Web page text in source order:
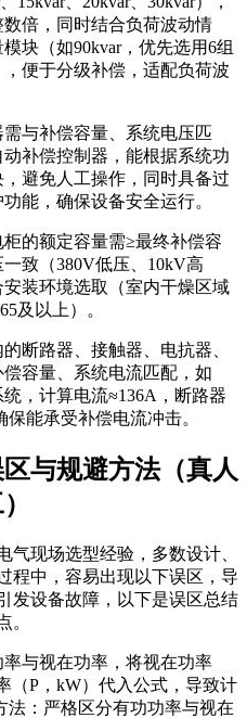
倍，同时结合负荷波动情
块（如90kvar，优先选用6组
，便于分级补偿，适配负荷波
与补偿容量、系统电压匹
补偿控制器，能根据系统功
避免人工操作，同时具备过
能，确保设备安全运行。
的额定容量需≥最终补偿容
致（380V低压、10kV高
装环境选取（室内干燥区域
及以上）。
断路器、接触器、电抗器、
容量、系统电流匹配，如
，计算电流≈136A，断路器
能承受补偿电流冲击。
与规避方法（真人
气现场选型经验，多数设计、
程中，容易出现以下误区，导
发设备故障，以下是误区总结
。
与视在功率，将视在功率
（P，kW）代入公式，导致计
法：严格区分有功功率与视在